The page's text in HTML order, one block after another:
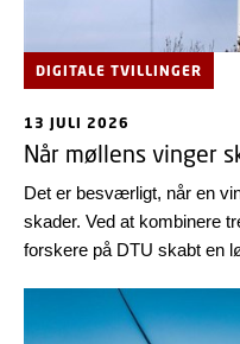
DIGITALE TVILLINGER
13 JULI 2026
Når møllens vinger
Det er besværligt, når en
skader. Ved at kombinere
forskere på DTU skabt en
besparelser på op mod 50